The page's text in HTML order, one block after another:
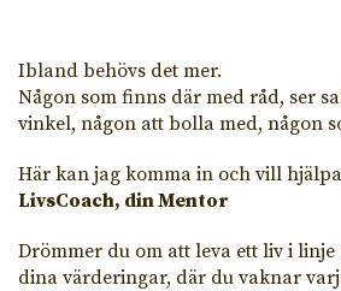
Ibland behövs det mer.
Någon som finns där med råd, ser
vinkel, någon att bolla med, någon
Här kan jag komma in och vill
LivsCoach, din Mentor
Drömmer du om att leva ett liv i
dina värderingar, där du vaknar